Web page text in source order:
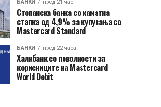
БАНКИ пред 21 час
Стопанска банка со каматна
стапка од 4,9% за купувања со
Mastercard Standard
БАНКИ пред 22 часа
Халкбанк со поволности за
корисниците на Mastercard
World Debit